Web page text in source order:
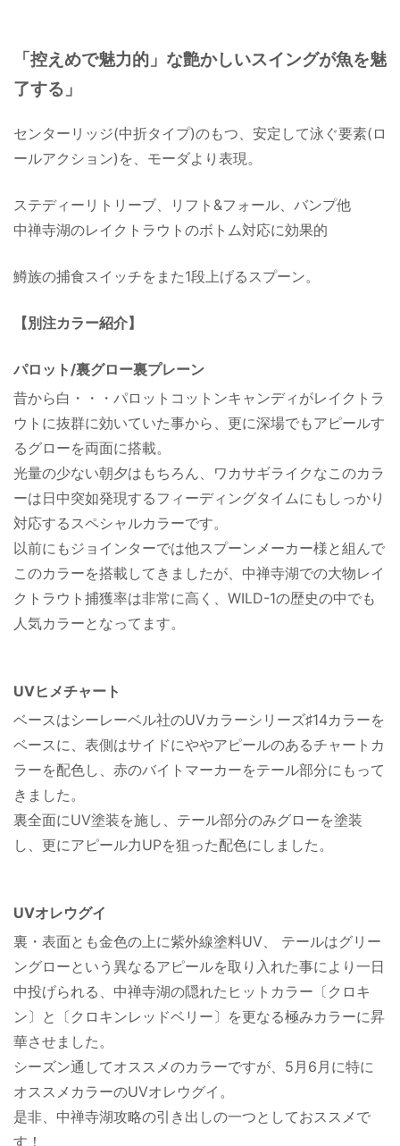
「控えめで魅力的」な艶かしいスイングが魚を魅
了する」
センターリッジ(中折タイプ)のもつ、安定して泳ぐ要素(ロ
ールアクション)を、モーダより表現。
ステディーリトリーブ、リフト&フォール、バンプ他
中禅寺湖のレイクトラウトのボトム対応に効果的
鱒族の捕食スイッチをまた1段上げるスプーン。
【別注カラー紹介】
パロット/裏グロー裏プレーン
昔から白・・・パロットコットンキャンディがレイクトラ
ウトに抜群に効いていた事から、更に深場でもアピールす
るグローを両面に搭載。
光量の少ない朝夕はもちろん、ワカサギライクなこのカラ
ーは日中突如発現するフィーディングタイムにもしっかり
対応するスペシャルカラーです。
以前にもジョインターでは他スプーンメーカー様と組んで
このカラーを搭載してきましたが、中禅寺湖での大物レイ
クトラウト捕獲率は非常に高く、WILD-1の歴史の中でも
人気カラーとなってます。
UVヒメチャート
ベースはシーレーベル社のUVカラーシリーズ♯14カラーを
ベースに、表側はサイドにややアピールのあるチャートカ
ラーを配色し、赤のバイトマーカーをテール部分にもって
きました。
裏全面にUV塗装を施し、テール部分のみグローを塗装
し、更にアピール力UPを狙った配色にしました。
UVオレウグイ
裏・表面とも金色の上に紫外線塗料UV、 テールはグリー
ングローという異なるアピールを取り入れた事により一日
中投げられる、中禅寺湖の隠れたヒットカラー〔クロキ
ン〕と〔クロキンレッドベリー〕を更なる極みカラーに昇
華させました。
シーズン通してオススメのカラーですが、5月6月に特に
オススメカラーのUVオレウグイ。
是非、中禅寺湖攻略の引き出しの一つとしておススメで
す！